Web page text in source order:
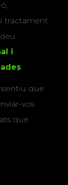
tractament
i
.
que
vos
que